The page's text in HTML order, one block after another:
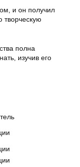
и он получил
творческую
полна
изучив его